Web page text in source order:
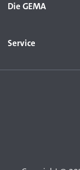
Die GEMA
Service